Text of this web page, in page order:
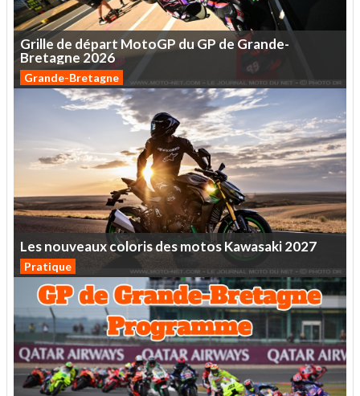
Grille de départ MotoGP duGPdeGrande-
Bretagne 2026
Grande-Bretagne
LesnouveauxcolorisdesmotosKawasaki2027
Pratique